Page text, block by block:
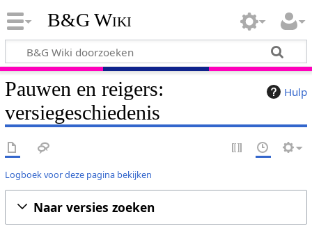
B&G Wiki
Hulp
Pauwen en reigers:
versiegeschiedenis
Logboek voor deze pagina bekijken
Naar versies zoeken